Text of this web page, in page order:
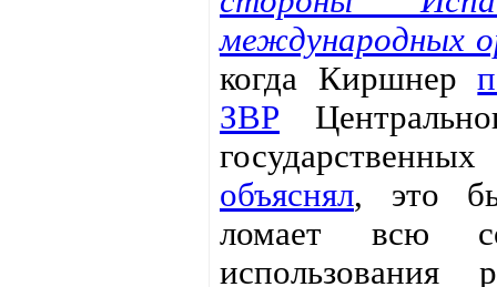
международных
когда Киршнер
ЗВР
объяснял, это
ломает всю
использования